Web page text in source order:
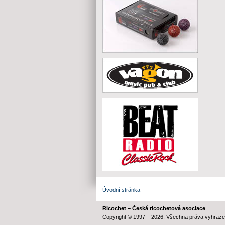
Úvodní stránka
Ricochet – Česká ricochetová asociace
Copyright © 1997 – 2026. Všechna práva